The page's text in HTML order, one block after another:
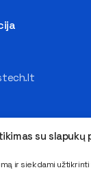
su slapukų
ir siekdami